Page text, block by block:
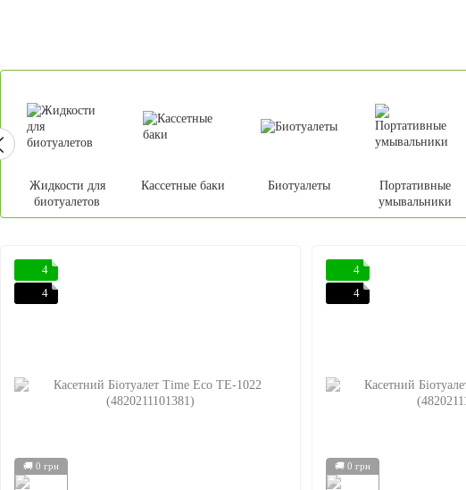
Жидкости для
биотуалетов
Кассетные баки Биотуалеты
Портативные
умывальники
🚚 0 грн
4
4
🚚 0 грн
4
4